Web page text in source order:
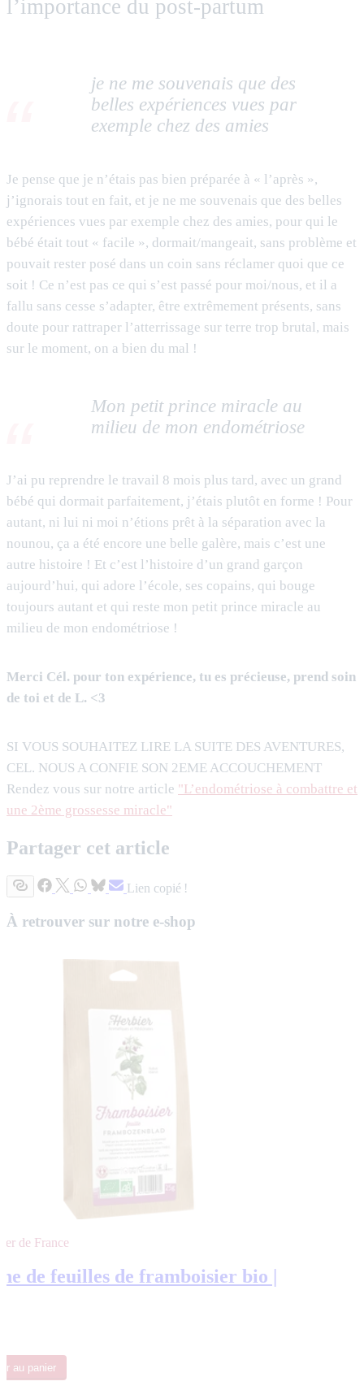
l’importance du post-partum
je ne me souvenais que des
belles expériences vues par
exemple chez des amies
Je pense que je n’étais pas bien préparée à « l’après »,
j’ignorais tout en fait, et je ne me souvenais que des belles
expériences vues par exemple chez des amies, pour qui le
bébé était tout « facile », dormait/mangeait, sans problème et
pouvait rester posé dans un coin sans réclamer quoi que ce
soit ! Ce n’est pas ce qui s’est passé pour moi/nous, et il a
fallu sans cesse s’adapter, être extrêmement présents, sans
doute pour rattraper l’atterrissage sur terre trop brutal, mais
sur le moment, on a bien du mal !
Mon petit prince miracle au
milieu de mon endométriose
J’ai pu reprendre le travail 8 mois plus tard, avec un grand
bébé qui dormait parfaitement, j’étais plutôt en forme ! Pour
autant, ni lui ni moi n’étions prêt à la séparation avec la
nounou, ça a été encore une belle galère, mais c’est une
autre histoire ! Et c’est l’histoire d’un grand garçon
aujourd’hui, qui adore l’école, ses copains, qui bouge
toujours autant et qui reste mon petit prince miracle au
milieu de mon endométriose !
Merci Cél. pour ton expérience, tu es précieuse, prend soin
de toi et de L. <3
SI VOUS SOUHAITEZ LIRE LA SUITE DES AVENTURES,
CEL. NOUS A CONFIE SON 2EME ACCOUCHEMENT
Rendez vous sur notre article "L’endométriose à combattre et
une 2ème grossesse miracle"
Partager cet article
Lien copié !
À retrouver sur notre e-shop
de France
de feuilles de framboisier bio |
au panier